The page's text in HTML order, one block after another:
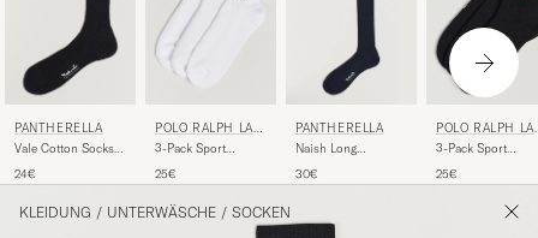
PANTHERELLA
Vale Cotton Socks
24€
POLO RALPH LAU
REN
3-Pack Sport
25€
PANTHERELLA
Naish Long
Navy
30€
POLO RALPH
REN
3-Pack Sport
25€
KLEIDUNG / UNTERWÄSCHE / SOCKEN